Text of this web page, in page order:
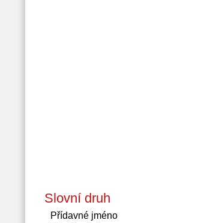
Slovní druh
Přídavné jméno